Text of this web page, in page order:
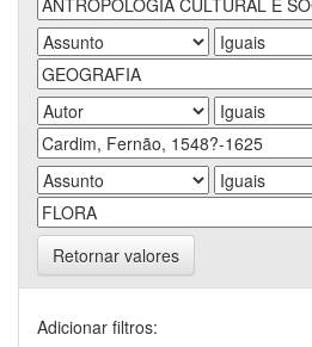
Retornar valores
Adicionar filtros: